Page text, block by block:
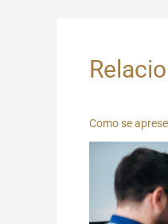
Como se